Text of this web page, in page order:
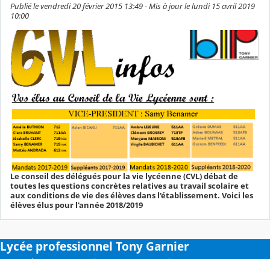
Publié le vendredi 20 février 2015 13:49 - Mis à jour le lundi 15 avril 2019
10:00
Le conseil des délégués pour la vie lycéenne (CVL) débat de
toutes les questions concrètes relatives au travail scolaire et
aux conditions de vie des élèves dans l'établissement. Voici les
élèves élus pour l'année 2018/2019
Lycée professionnel Tony Garnier